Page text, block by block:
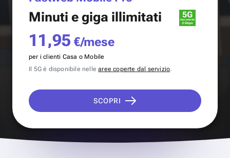
Minuti e giga illimitati
11,95 €/mese
per i clienti Casa o Mobile
Il 5G è disponibile nellearee coperte dal servizio.
SCOPRI